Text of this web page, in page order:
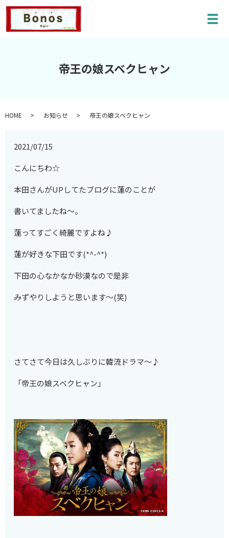
メ
帝王の娘スベクヒャン
HOME お知らせ 帝王の娘スベクヒャン
2021/07/15
こんにちわ☆
本田さんがUPしてたブログに蓮のことが
書いてましたね～。
蓮ってすごく綺麗ですよね♪
蓮が好きな下田です(*^-^*)
下田の心なかなか砂漠なので是非
みずやりしようと思います～(笑)
さてさて今日は久しぶりに韓流ドラマ～♪
「帝王の娘スベクヒャン」